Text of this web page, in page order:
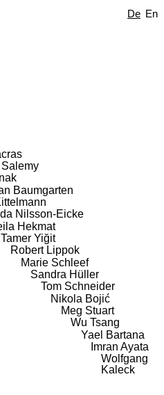
De En
Baumgarten
Nilsson-Eicke
Hekmat
Tamer Yiğit
Robert Lippok
Marie Schleef
Sandra Hüller
Tom Schneider
Nikola Bojić
Meg Stuart
Wu Tsang
Yael Bartana
Imran Ayata
Wolfgang
Kaleck